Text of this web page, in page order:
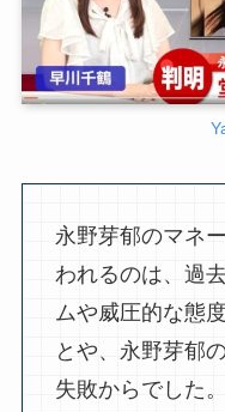
永野芽郁のマネ
われるのは、過
ムや威圧的な態
とや、永野芽郁
失敗からでした。